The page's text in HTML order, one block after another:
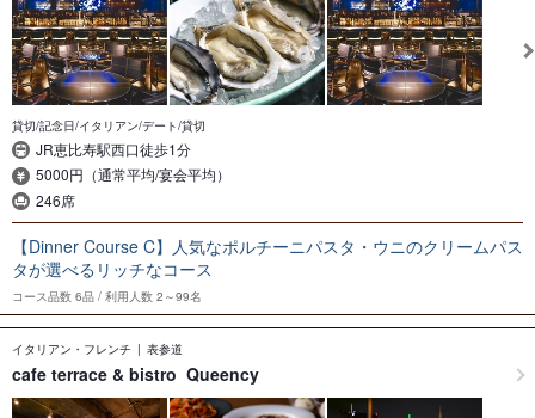
貸切/記念日/イタリアン/デート/貸切
JR恵比寿駅西口徒歩1分
5000円（通常平均/宴会平均）
246席
【Dinner Course C】人気なポルチーニパスタ・ウニのクリームパス
タが選べるリッチなコース
コース品数 6品 利用人数 2～99名
イタリアン・フレンチ 表参道
cafe terrace & bistro Queency